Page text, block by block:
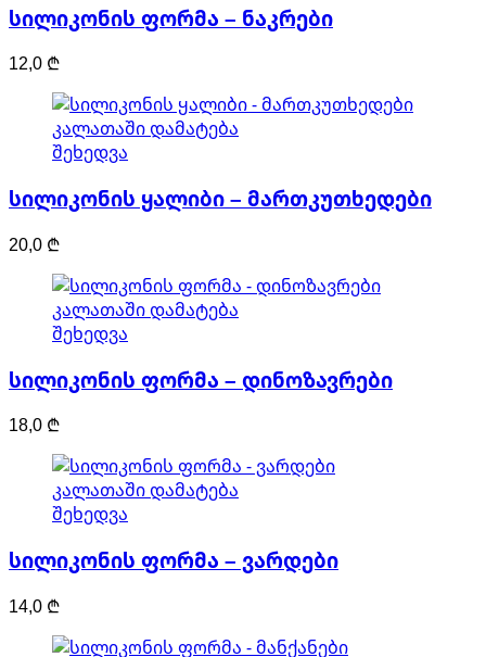
სილიკონის ფორმა – ნაკრები
12,0 ₾
კალათაში დამატება
შეხედვა
სილიკონის ყალიბი – მართკუთხედები
20,0 ₾
კალათაში დამატება
შეხედვა
სილიკონის ფორმა – დინოზავრები
18,0 ₾
კალათაში დამატება
შეხედვა
სილიკონის ფორმა – ვარდები
14,0 ₾